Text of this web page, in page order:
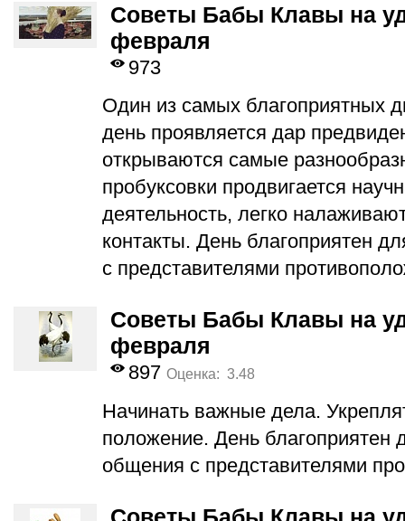
Советы Бабы Клавы на
февраля
973
Один из самых благоприятных
день проявляется дар
открываются самые
пробуксовки продвигается
деятельность, легко
контакты. День благоприятен
с представителями
Советы Бабы Клавы на
февраля
897 Оценка: 3.48
Начинать важные дела.
положение. День благоприятен
общения с представителями